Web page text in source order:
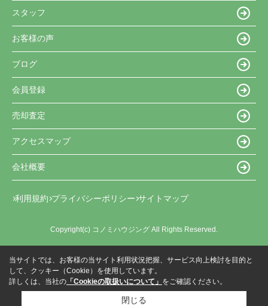
スタッフ
お客様の声
ブログ
会員登録
売却査定
アクセスマップ
会社概要
利用規約 プライバシーポリシー サイトマップ
Copyright(c) コノミハウジング All Rights Reserved.
当サイトでは、お客様の当サイト利用状況把握、サービス向上検討を目的と
して、クッキー（Cookie）を使用しています。
詳しくは、当社の 「Cookieの取扱いについて」 をご確認ください。
閉じる